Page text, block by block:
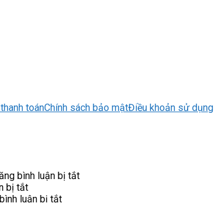
toánChính sách bảo mậtĐiều khoản sử dụng
bình luận bị tắtở
bị tắtở
Ứng
luận bị tắtở